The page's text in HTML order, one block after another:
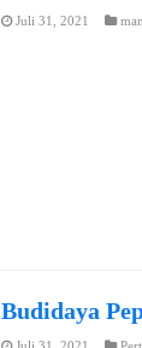
Juli 31, 2021
Budidaya